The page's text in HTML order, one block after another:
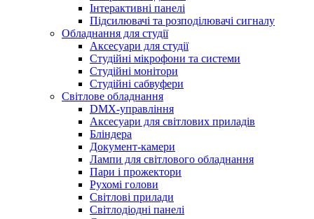
Інтерактивні панелі
Підсилювачі та розподілювачі сигналу
Обладнання для студії
Аксесуари для студії
Студійні мікрофони та системи
Студійні монітори
Студійні сабвуфери
Світлове обладнання
DMX-управління
Аксесуари для світлових приладів
Бліндера
Документ-камери
Лампи для світлового обладнання
Пари і прожектори
Рухомі голови
Світлові прилади
Світлодіодні панелі